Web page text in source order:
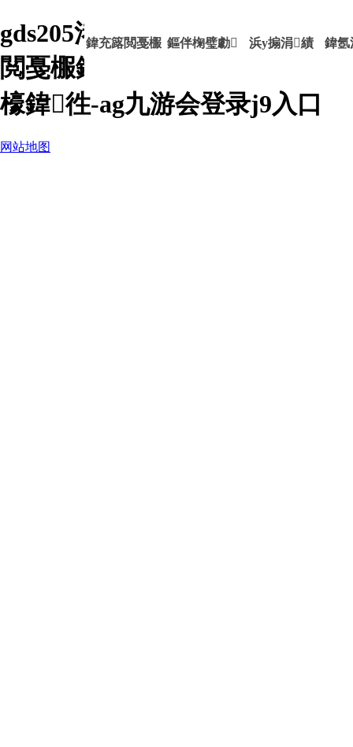
gds205渚涙腐娉ㄥ唽鐚猒婀栧寳
閲戞棴鍐滀笟鍙戝睍鑲′唤鏈夐
檺鍏徃-ag九游会登录j9入口
鍏充簬閲戞棴 鏂伴椈璧勮 浜у搧涓績 鍏氬
网站地图